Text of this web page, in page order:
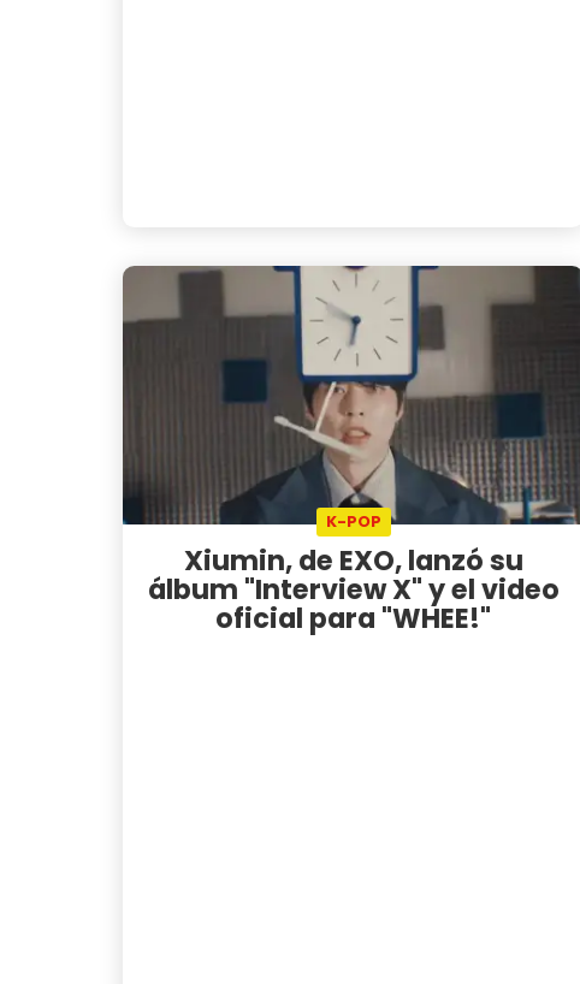
K-POP
Xiumin, de EXO, lanzó su
álbum "Interview X" y el video
oficial para "WHEE!"